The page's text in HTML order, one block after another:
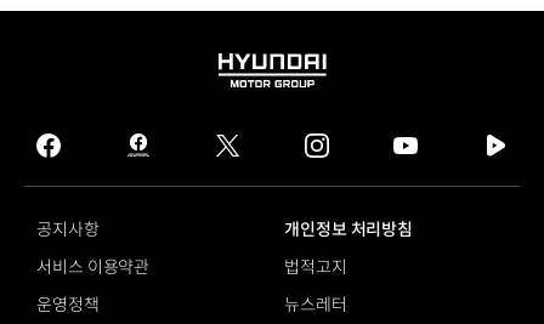
HYUNDAI
GROUP
facebook
hmg
journal
twitter instagram
tv
공지사항
개인정보 처리방침
서비스 이용약관
법적고지
운영정책
뉴스레터